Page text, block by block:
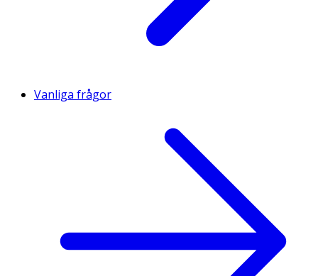
Vanliga frågor